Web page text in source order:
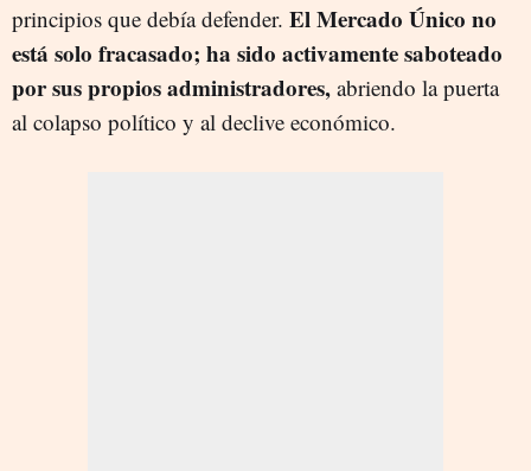
principios que debía defender. El Mercado Único no
está solo fracasado; ha sido activamente saboteado
por sus propios administradores, abriendo la puerta
al colapso político y al declive económico.